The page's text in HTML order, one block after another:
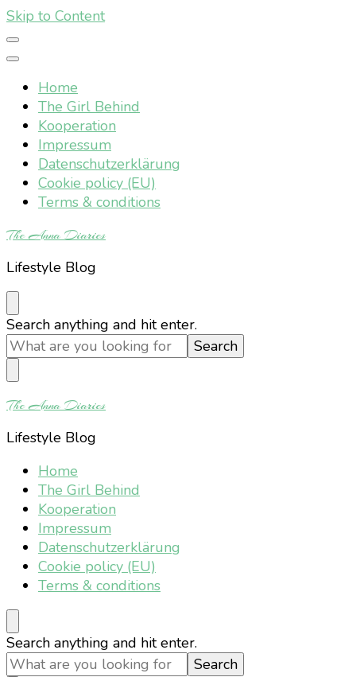
Skip to Content
Home
The Girl Behind
Kooperation
Impressum
Datenschutzerklärung
Cookie policy (EU)
Terms & conditions
The Anna Diaries
Lifestyle Blog
Looking
for
Something?
Search anything and hit enter.
The Anna Diaries
Lifestyle Blog
Home
The Girl Behind
Kooperation
Impressum
Datenschutzerklärung
Cookie policy (EU)
Terms & conditions
Looking
for
Search anything and hit enter.